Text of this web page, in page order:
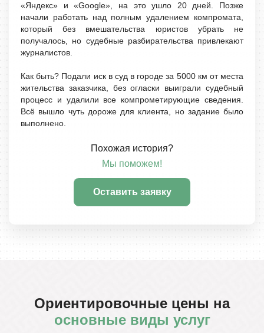
«Яндекс» и «Google», на это ушло 20 дней. Позже
начали работать над полным удалением компромата,
который без вмешательства юристов убрать не
получалось, но судебные разбирательства привлекают
журналистов.
Как быть? Подали иск в суд в городе за 5000 км от места
жительства заказчика, без огласки выиграли судебный
процесс и удалили все компрометирующие сведения.
Всё вышло чуть дороже для клиента, но задание было
выполнено.
Похожая история?
Мы поможем!
Оставить заявку
Ориентировочные цены на
основные виды услуг